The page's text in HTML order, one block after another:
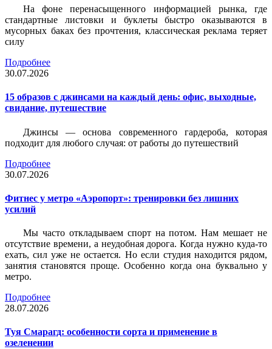
На фоне перенасыщенного информацией рынка, где
стандартные листовки и буклеты быстро оказываются в
мусорных баках без прочтения, классическая реклама теряет
силу
Подробнее
30.07.2026
15 образов с джинсами на каждый день: офис, выходные,
свидание, путешествие
Джинсы — основа современного гардероба, которая
подходит для любого случая: от работы до путешествий
Подробнее
30.07.2026
Фитнес у метро «Аэропорт»: тренировки без лишних
усилий
Мы часто откладываем спорт на потом. Нам мешает не
отсутствие времени, а неудобная дорога. Когда нужно куда-то
ехать, сил уже не остается. Но если студия находится рядом,
занятия становятся проще. Особенно когда она буквально у
метро.
Подробнее
28.07.2026
Туя Смарагд: особенности сорта и применение в
озеленении